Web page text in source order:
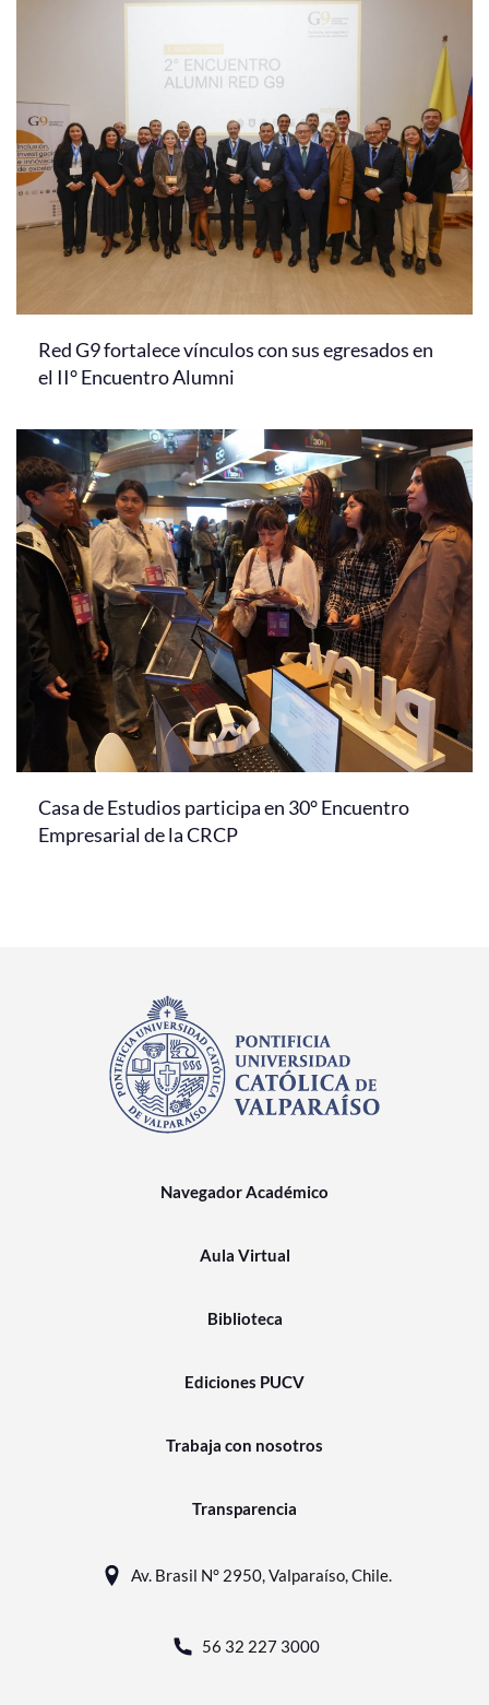
Red G9 fortalece vínculos con sus egresados en
el II° Encuentro Alumni
Casa de Estudios participa en 30° Encuentro
Empresarial de la CRCP
Navegador Académico
Aula Virtual
Biblioteca
Ediciones PUCV
Trabaja con nosotros
Transparencia
Av. Brasil N° 2950, Valparaíso, Chile.
56 32 227 3000